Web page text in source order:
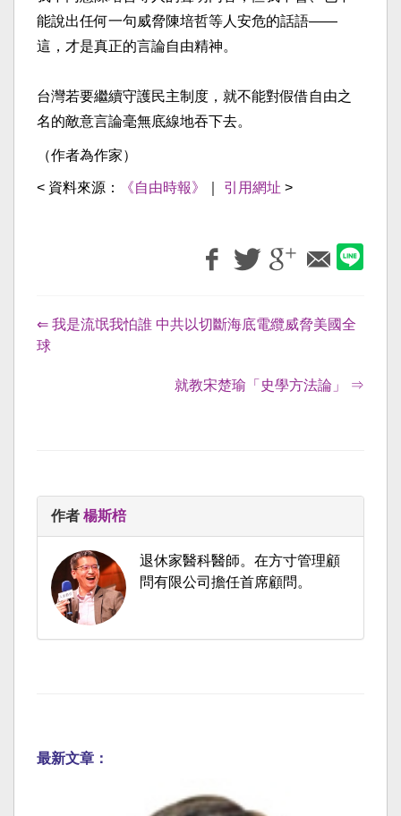
能說出任何一句威脅陳培哲等人安危的話語——
這，才是真正的言論自由精神。
台灣若要繼續守護民主制度，就不能對假借自由之
名的敵意言論毫無底線地吞下去。
（作者為作家）
< 資料來源： 《自由時報》 引用網址 >
⇐ 我是流氓我怕誰 中共以切斷海底電纜威脅美國全
球
就教宋楚瑜「史學方法論」 ⇒
作者 楊斯棓
退休家醫科醫師。在方寸管理顧
問有限公司擔任首席顧問。
最新文章：